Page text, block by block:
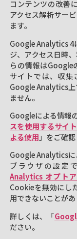
コンテンツの改善
アクセス解析サー
ます。
Google Analytics 4
ジ、アクセス日時
らの情報はGoogle
サイトでは、収集
Google Analytics上
ません。
Googleによる情報
スを使用するサイ
よる使用 」をご確認
Google Analyticsに
ブラウザの設定
Analytics オプト
Cookieを無効にし
用できないことがあ
詳しくは、「
ださい。